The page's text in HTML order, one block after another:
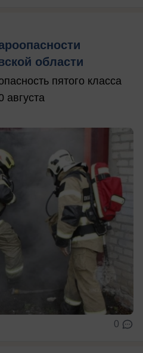
области
пятого класса
августа
0